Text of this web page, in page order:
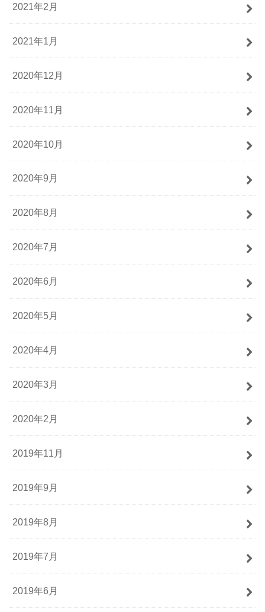
2021年2月
2021年1月
2020年12月
2020年11月
2020年10月
2020年9月
2020年8月
2020年7月
2020年6月
2020年5月
2020年4月
2020年3月
2020年2月
2019年11月
2019年9月
2019年8月
2019年7月
2019年6月